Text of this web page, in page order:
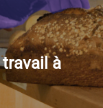
à